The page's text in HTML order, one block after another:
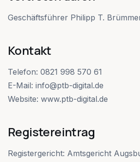
Performance Marketing
Strategische Begleitung
4. IMPLEMENTATION
Odoo-ERP-Einführung
SaaS & Subscription
Partner & Netzwerk
Referenzen
Geschäftsführer Philipp T.
Kontakt
Telefon: 0821 998 570 61
E-Mail: info@ptb-digital.de
Website: www.ptb-digital.de
Registereintrag
Registergericht: Amtsgericht